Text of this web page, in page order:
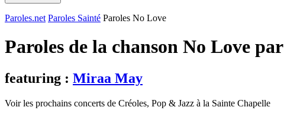
Paroles.net Paroles Sainté Paroles No Love
Paroles de la chanson No Love par
featuring : Miraa May
Voir les prochains concerts de Créoles, Pop & Jazz à la Sainte Chapelle